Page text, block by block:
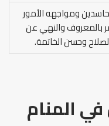
ومواجهه الأمور
بالمعروف والنهي عن
وحسن الخاتمة.
المنام